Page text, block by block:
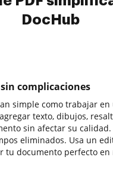
DocHub
sin complicaciones
simple como trabajar
texto, dibujos,
sin afectar su calidad.
eliminados. Usa un
tu documento perfecto en